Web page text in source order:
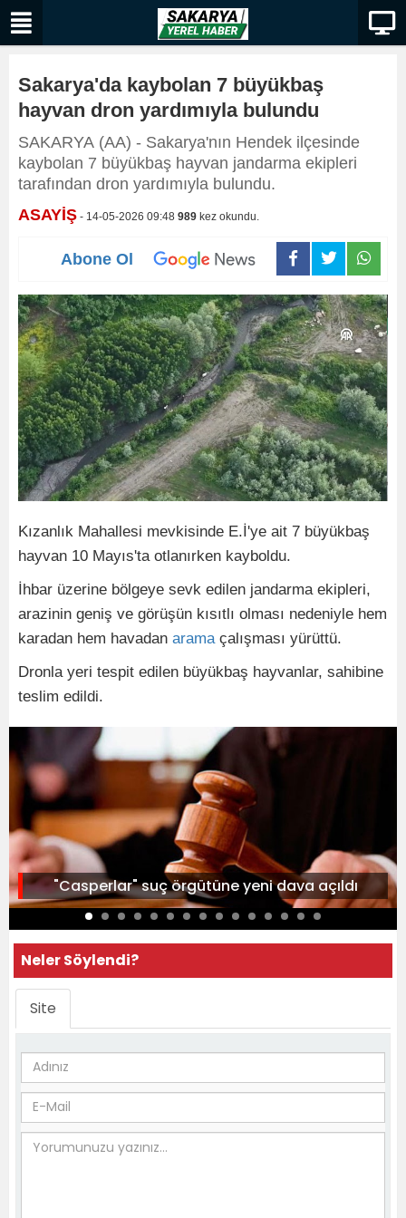
Sakarya'da kaybolan 7 büyükbaş
hayvan dron yardımıyla bulundu
SAKARYA (AA) - Sakarya'nın Hendek ilçesinde
kaybolan 7 büyükbaş hayvan jandarma ekipleri
tarafından dron yardımıyla bulundu.
ASAYİŞ - 14-05-2026 09:48 989 kez okundu.
Abone Ol
Kızanlık Mahallesi mevkisinde E.İ'ye ait 7 büyükbaş
hayvan 10 Mayıs'ta otlanırken kayboldu.
İhbar üzerine bölgeye sevk edilen jandarma ekipleri,
arazinin geniş ve görüşün kısıtlı olması nedeniyle hem
karadan hem havadan aramaçalışması yürüttü.
Dronla yeri tespit edilen büyükbaş hayvanlar, sahibine
teslim edildi.
"Casperlar" suç örgütüne yeni dava açıldı
Neler Söylendi?
Site